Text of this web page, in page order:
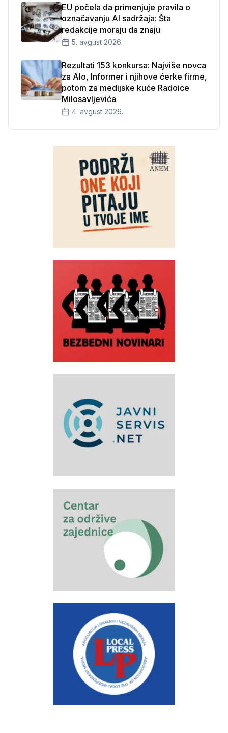
EU počela da primenjuje pravila o
označavanju AI sadržaja: Šta
redakcije moraju da znaju
5. avgust 2026.
Rezultati 153 konkursa: Najviše novca
za Alo, Informer i njihove ćerke firme,
potom za medijske kuće Radoice
Milosavljevića
4. avgust 2026.